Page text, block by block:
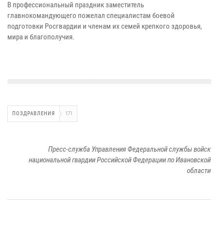
В профессиональный праздник заместитель
главнокомандующего пожелал специалистам боевой
подготовки Росгвардии и членам их семей крепкого здоровья,
мира и благополучия.
ПОЗДРАВЛЕНИЯ 171
Пресс-служба Управления Федеральной службы войск
национальной гвардии Российской Федерации по Ивановской
области